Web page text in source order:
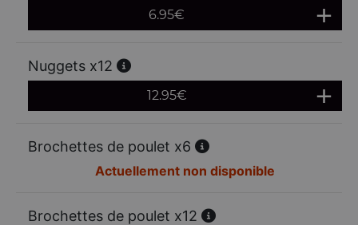
6.95€
Nuggets x12
12.95€
Brochettes de poulet x6
Actuellement non disponible
Brochettes de poulet x12